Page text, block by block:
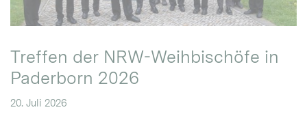
Treffen der NRW-Weihbischöfe in
Paderborn 2026
20. Juli 2026